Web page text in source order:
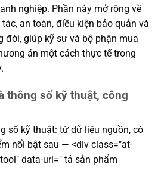
nghiệp. Phần này mở rộng về
an toàn, điều kiện bảo quản và
đời, giúp kỹ sư và bộ phận mua
án một cách thực tế trong
thông số kỹ thuật, công
số kỹ thuật: từ dữ liệu nguồn, có
nổi bật sau — <div class="at-
data-url=" tả sản phẩm